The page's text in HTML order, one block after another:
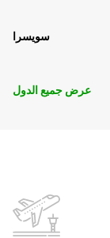
سويسرا
عرض جميع الدول